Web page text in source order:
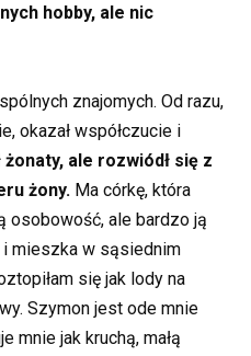
hobby, ale nic
znajomych. Od razu,
okazał współczucie i
żonaty, ale rozwiódł się z
żony. Ma córkę, która
osobowość, ale bardzo ją
i mieszka w sąsiednim
się jak lody na
Szymon jest ode mnie
mnie jak kruchą, małą